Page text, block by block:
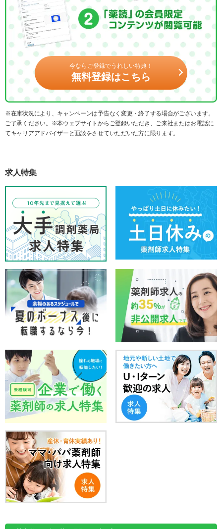
今ならご登録でうれしい特典！
無料登録はこちら
※在庫状況により、キャンペーンは予告なく変更・終了する場合がございます。
ご了承ください。※本ウェブサイトからご登録いただき、ご来社またはお電話に
てキャリアアドバイザーと面談をさせていただいた方に限ります。
求人特集